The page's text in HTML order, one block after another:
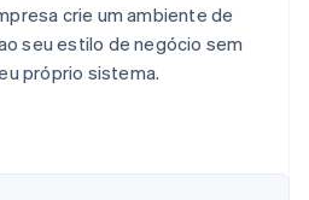
crie um ambiente de
seu estilo de negócio sem
próprio sistema.